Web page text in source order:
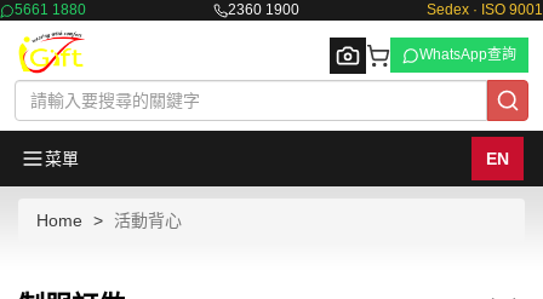
5661 1880 2360 1900 Sedex · ISO 9001
WhatsApp查詢
菜單 EN
Home 活動背心